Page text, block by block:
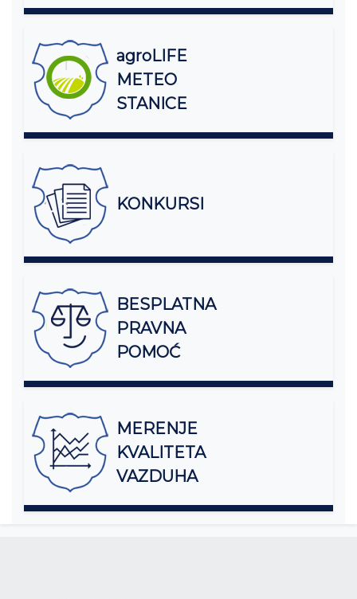
agroLIFE
METEO
STANICE
KONKURSI
BESPLATNA
PRAVNA
POMOĆ
MERENJE
KVALITETA
VAZDUHA